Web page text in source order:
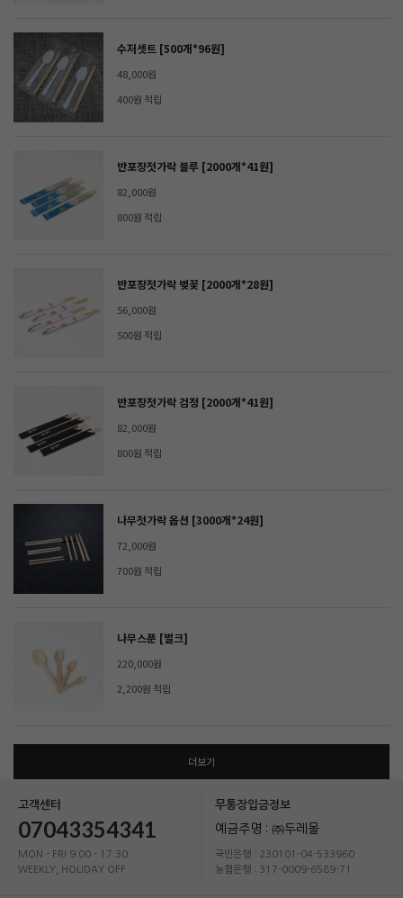
수저셋트 [500개*96원]
48,000원
400원 적립
반포장젓가락 블루 [2000개*41원]
82,000원
800원 적립
반포장젓가락 벚꽃 [2000개*28원]
56,000원
500원 적립
반포장젓가락 검정 [2000개*41원]
82,000원
800원 적립
나무젓가락 옵션 [3000개*24원]
72,000원
700원 적립
나무스푼 [벌크]
220,000원
2,200원 적립
더보기
고객센터
07043354341
MON - FRI 9:00 - 17:30
WEEKLY, HOLIDAY OFF
무통장입금정보
예금주명 : ㈜두레몰
국민은행 : 230101-04-533960
농협은행 : 317-0009-6589-71